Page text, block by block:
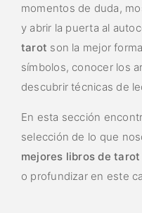
momentos de duda,
y abrir la puerta al
tarot son la mejor
símbolos, conocer los
descubrir técnicas de
En esta sección
selección de lo que
mejores libros de tarot
o profundizar en este